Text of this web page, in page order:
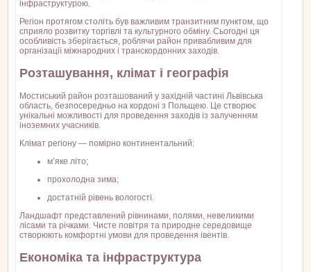
інфраструктурою.
Регіон протягом століть був важливим транзитним пунктом, що
сприяло розвитку торгівлі та культурного обміну. Сьогодні ця
особливість зберігається, роблячи район привабливим для
організації міжнародних і транскордонних заходів.
Розташування, клімат і географія
Мостиський район розташований у західній частині Львівська
область, безпосередньо на кордоні з Польщею. Це створює
унікальні можливості для проведення заходів із залученням
іноземних учасників.
Клімат регіону — помірно континентальний:
м’яке літо;
прохолодна зима;
достатній рівень вологості.
Ландшафт представлений рівнинами, полями, невеликими
лісами та річками. Чисте повітря та природне середовище
створюють комфортні умови для проведення івентів.
Економіка та інфраструктура